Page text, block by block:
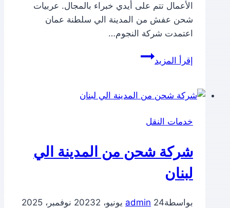
الأعمال تتم على أيدي خبراء بالمجال. عربيات
شحن عفش من المدينة الي سلطنة عمان
اعتمدت شركة النجوم…
إقرأ المزيدشركة
المدينة
سلطنةخدمات النقل
شركة شحن من المدينة الي
لبنان
بواسطة admin 24 يونيو، 2023 2 نوفمبر، 2025